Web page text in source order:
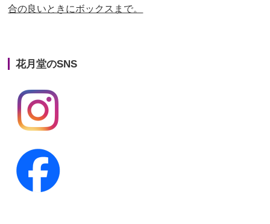
第22回人形供養祭平成26年4月28日
第20回人形供養祭
第19回人形供養祭
第18回人形供養祭
第16回人形供養祭
第15回人形供養祭
合の良いときにボックスまで。
花月堂のSNS